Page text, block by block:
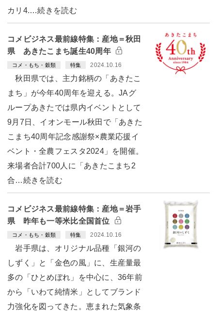
カリ4.…続きを読む
コメビジネス最前線特集：産地＝秋田
県 あきたこまち誕生40周年
コメ・もち・穀類 特集 2024.10.16
秋田県では、主力銘柄の「あきたこ
まち」が今年40周年を迎える。JAグ
ループあきたでは県内イベントとして
9月7日、イオンモール秋田で「あきた
こまち40周年記念感謝祭×農業応援イ
ベント・全農フェスタ2024」を開催。
来場者合計700人に「あきたこまち2
合…続きを読む
コメビジネス最前線特集：産地＝岩手
県 昨年も一等米比全国首位
コメ・もち・穀類 特集 2024.10.16
岩手県は、オリジナル品種「銀河の
しずく」と「金色の風」に、生産量最
多の「ひとめぼれ」を中心に、36年前
から「いわて純情米」としてブランド
力強化を図ってきた。恵まれた気象条